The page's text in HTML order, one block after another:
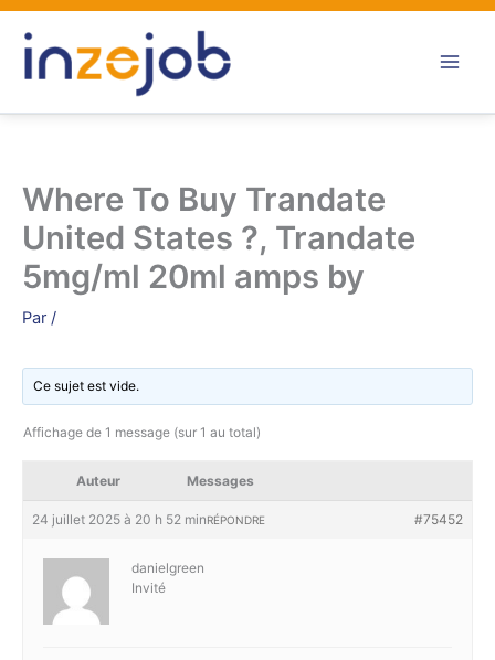
Aller
contenu
Where To Buy Trandate
United States ?, Trandate
5mg/ml 20ml amps by
Par /
Ce sujet est vide.
Affichage de 1 message (sur 1 au total)
Auteur Messages
24 juillet 2025 à 20 h 52 min #75452
RÉPONDRE
danielgreen
Invité